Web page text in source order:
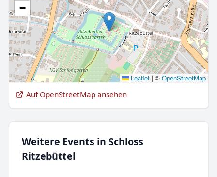
−
Leaflet |© OpenStreetMap
Auf OpenStreetMap ansehen
Weitere Events in Schloss
Ritzebüttel